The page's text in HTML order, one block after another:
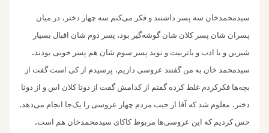
سیدمحمدخان سه پسر داشتند و فکر می‌کنم سه چهار دختر . در میان
پسران شان پسر کلان شان گوشه‌گیر بود، پسر دوم شان اقبال بسیار
شیرین و با ادب و باتربیت و نوید پسر سوم شان هم پسر خوبی بودند.
سیدمحمد خان به من گفتند عروسی داریم. پرسیدم از کی است گفت از
بچه‌ها فکرکردم غلط کرده گفتم از کدامش گفت از دوتا کلان اس و از دوتا
دختر . معلوم شد که آقا از جیب مردم چهار عروسی را یک‌جا انجام می‌دهد.
حس کردیم که این عروسی‌ها مربوط کاکای سیدمحمدخان هم است.